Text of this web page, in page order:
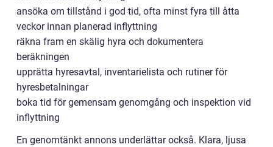
ansöka om tillstånd i god tid, ofta minst fyra till åtta
veckor innan planerad inflyttning
räkna fram en skälig hyra och dokumentera
beräkningen
upprätta hyresavtal, inventarielista och rutiner för
hyresbetalningar
boka tid för gemensam genomgång och inspektion vid
inflyttning
En genomtänkt annons underlättar också. Klara, ljusa